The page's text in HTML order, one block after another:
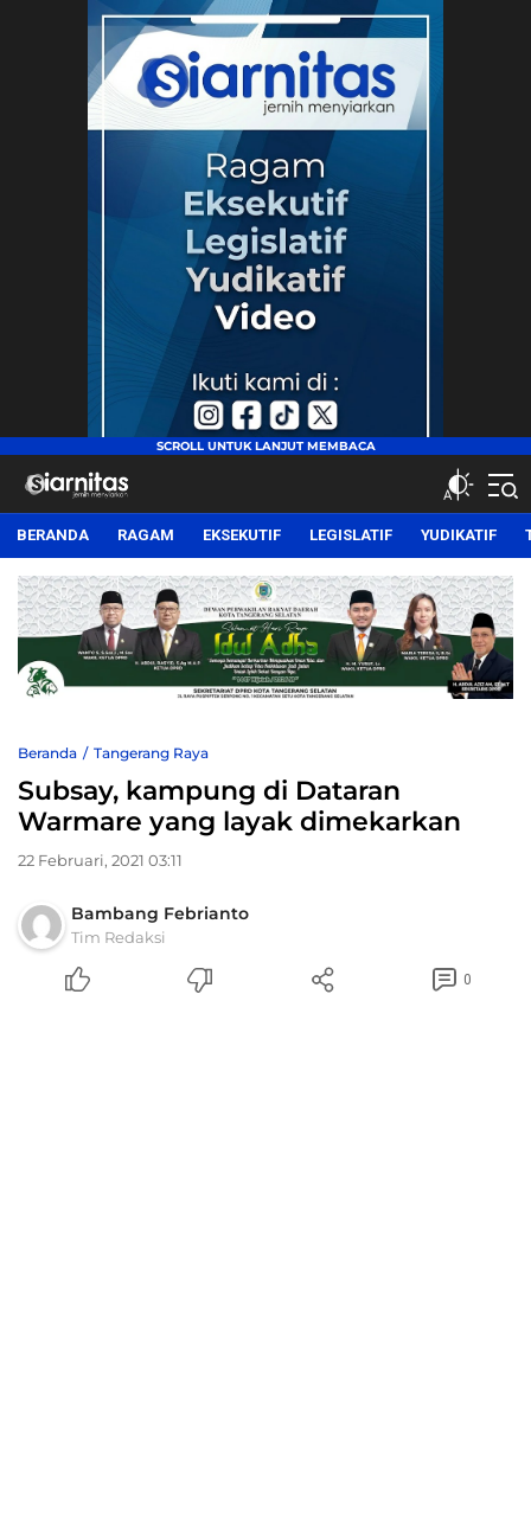
siarnitas
Jernih Menyiarkan
BERANDA RAGAM EKSEKUTIF LEGISLATIF YUDIKATIF
Beranda Tangerang Raya
Subsay, kampung di Dataran
Warmare yang layak dimekarkan
22 Februari, 2021 03:11
Bambang Febrianto
Tim Redaksi
0